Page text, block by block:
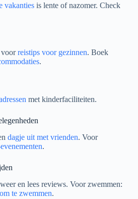
vakanties is lente of nazomer. Check
voorreistips voor gezinnen. Boek
.
met kinderfaciliteiten.
dagje uit met vrienden. Voor
.
en lees reviews. Voor zwemmen:
te zwemmen.